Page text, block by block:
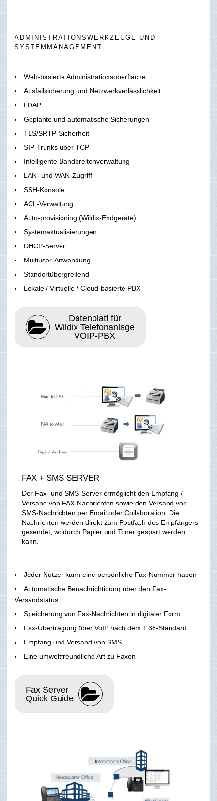
ADMINISTRATIONSWERKZEUGE UND
SYSTEMMANAGEMENT
Web-basierte Administrationsoberfläche
Ausfallsicherung und Netzwerkverlässlichkeit
LDAP
Geplante und automatische Sicherungen
TLS/SRTP-Sicherheit
SIP-Trunks über TCP
Intelligente Bandbreitenverwaltung
LAN- und WAN-Zugriff
SSH-Konsole
ACL-Verwaltung
Auto-provisioning (Wildix-Endgeräte)
Systemaktualisierungen
DHCP-Server
Multiuser-Anwendung
Standortübergreifend
Lokale / Virtuelle / Cloud-basierte PBX
Datenblatt für
Wildix Telefonanlage
VOIP-PBX
FAX + SMS SERVER
Der Fax- und SMS-Server ermöglicht den Empfang /
Versand von FAX-Nachrichten sowie den Versand von
SMS-Nachrichten per Email oder Collaboration. Die
Nachrichten werden direkt zum Postfach des Empfängers
gesendet, wodurch Papier und Toner gespart werden
kann.
Jeder Nutzer kann eine persönliche Fax-Nummer haben
Automatische Benachrichtigung über den Fax-
Versandstatus
Speicherung von Fax-Nachrichten in digitaler Form
Fax-Übertragung über VoIP nach dem T.38-Standard
Empfang und Versand von SMS
Eine umweltfreundliche Art zu Faxen
Fax Server
Quick Guide